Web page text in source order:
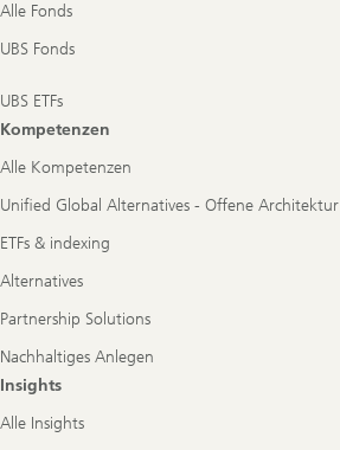
Alle Fonds
UBS Fonds
UBS ETFs
Kompetenzen
Alle Kompetenzen
Unified Global Alternatives - Offene Architektur
ETFs & indexing
Alternatives
Partnership Solutions
Nachhaltiges Anlegen
Insights
Alle Insights